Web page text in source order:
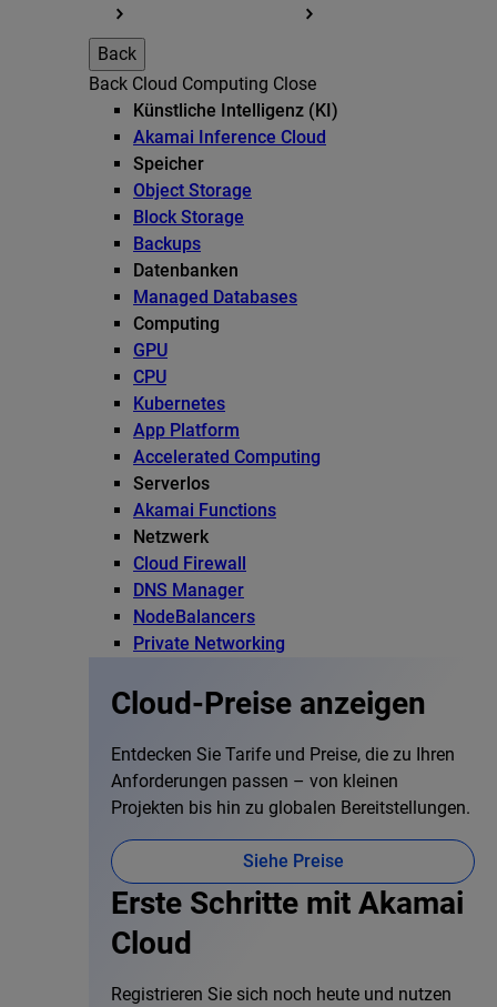
Back
Back Cloud Computing Close
Künstliche Intelligenz (KI)
Akamai Inference Cloud
Speicher
Object Storage
Block Storage
Backups
Datenbanken
Managed Databases
Computing
GPU
CPU
Kubernetes
App Platform
Accelerated Computing
Serverlos
Akamai Functions
Netzwerk
Cloud Firewall
DNS Manager
NodeBalancers
Private Networking
Cloud-Preise anzeigen
Entdecken Sie Tarife und Preise, die zu Ihren
Anforderungen passen – von kleinen
Projekten bis hin zu globalen Bereitstellungen.
Siehe Preise
Erste Schritte mit Akamai
Cloud
Registrieren Sie sich noch heute und nutzen